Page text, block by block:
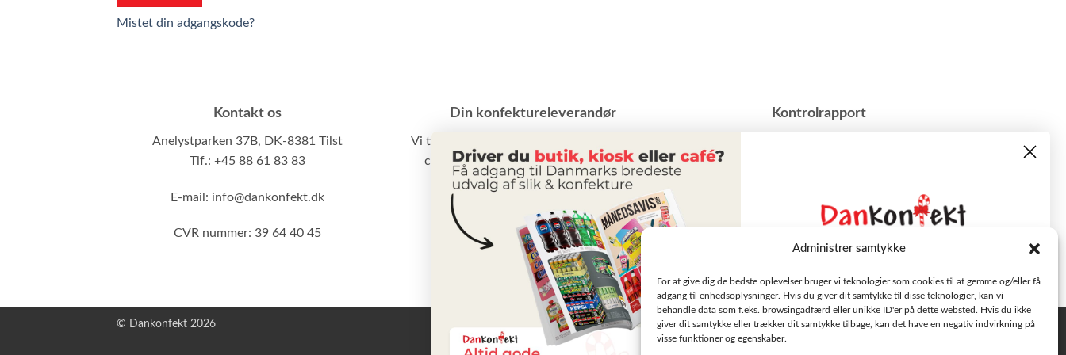
Administrer samtykke
For at give dig de bedste oplevelser bruger vi teknologier som cookies til at gemme og/eller få
adgang til enhedsoplysninger. Hvis du giver dit samtykke til disse teknologier, kan vi
behandle data som f.eks. browsingadfærd eller unikke ID'er på dette websted. Hvis du ikke
giver dit samtykke eller trækker dit samtykke tilbage, kan det have en negativ indvirkning på
visse funktioner og egenskaber.
Mistet din adgangskode?
Kontakt os
Anelystparken 37B, DK-8381 Tilst
Tlf.: +45 88 61 83 83
E-mail: info@dankonfekt.dk
CVR nummer: 39 64 40 45
Din konfektureleverandør
Vi tilbyder et stort udvalg af slik, chokolade,
chips samt vand m.m. til små som store
virksomheder
​Kontrolrapport
Privatlivspolitik
© Dankonfekt 2026
Læs tilbudsavisen
Se aktuelle tilbud